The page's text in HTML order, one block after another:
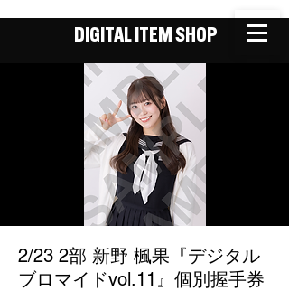
DIGITAL ITEM SHOP
2/23 2部 新野 楓果『デジタル
ブロマイドvol.11』個別握手券